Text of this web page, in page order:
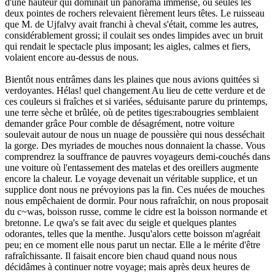
deux pointes de rochers relevaient fièrement leurs têtes. Le ruisseau
que M. de Ujfalvy avait franchi à cheval s'était, comme les autres,
considérablement grossi; il coulait ses ondes limpides avec un bruit
qui rendait le spectacle plus imposant; les aigles, calmes et fiers,
volaient encore au-dessus de nous.
Bientôt nous entrâmes dans les plaines que nous avions quittées si
verdoyantes. Hélas! quel changement Au lieu de cette verdure et de
ces couleurs si fraîches et si variées, séduisante parure du printemps,
une terre sèche et brûlée, où de petites tiges:rabougries semblaient
demander grâce Pour comble de désagrément, notre voiture
soulevait autour de nous un nuage de poussière qui nous desséchait
la gorge. Des myriades de mouches nous donnaient la chasse. Vous
comprendrez la souffrance de pauvres voyageurs demi-couchés dans
une voiture où l'entassement des matelas et des oreillers augmente
encore la chaleur. Le voyage devenait un véritable supplice, et un
supplice dont nous ne prévoyions pas la fin. Ces nuées de mouches
nous empêchaient de dormir. Pour nous rafraîchir, on nous proposait
du c~was, boisson russe, comme le cidre est la boisson normande et
bretonne. Le qwa's se fait avec du seigle et quelques plantes
odorantes, telles que la menthe. Jusqu'alors cette boisson m'agréait
peu; en ce moment elle nous parut un nectar. Elle a le mérite d'être
rafraîchissante. Il faisait encore bien chaud quand nous nous
décidâmes à continuer notre voyage; mais après deux heures de